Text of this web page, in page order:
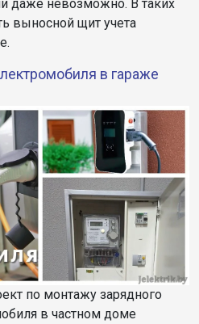
даже невозможно. В таких
выносной щит учета
в гараже
по монтажу зарядного
в частном доме